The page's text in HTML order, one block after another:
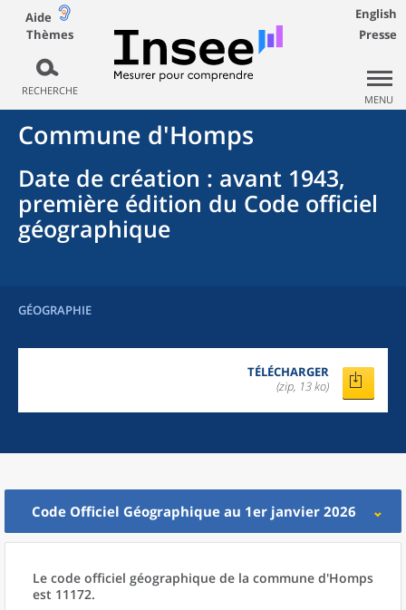
Aide
Thèmes
RECHERCHE
English
Presse
MENU
Commune d'Homps
Date de création : avant 1943,
première édition du Code officiel
géographique
GÉOGRAPHIE
TÉLÉCHARGER
(zip, 13 ko)
Code Officiel Géographique au 1er janvier 2026
Le code officiel géographique de la commune d'Homps
est 11172.